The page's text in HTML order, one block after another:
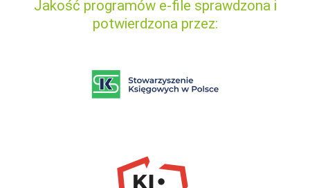
Jakość programów e-file sprawdzona i
potwierdzona przez: